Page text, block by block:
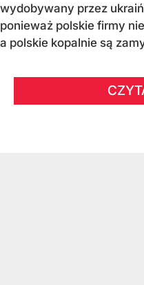
wydobywany przez
ponieważ polskie firmy
a polskie kopalnie są